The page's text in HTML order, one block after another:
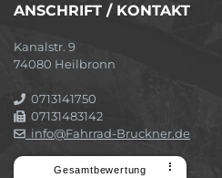
ANSCHRIFT / KONTAKT
Kanalstr. 9
74080 Heilbronn
0713141750
07131483142
info@Fahrrad-Bruckner.de
Gesamtbewertung ⠇